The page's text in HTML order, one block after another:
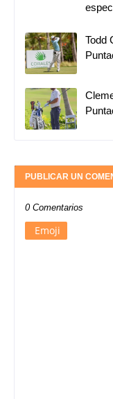
Todd
PUBLICAR UN
0 Comentarios
Emoji